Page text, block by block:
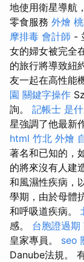
地使用衛星導航
零食服務 外燴
摩排毒 會計師 -
女的婦女被完全
的旅行將導致紐
友一起在高性能
園 關鍵字操作
詢。 記帳士 是
星強調了他最新
html 竹北 外燴
著名和已知的，
的將來沒有人建
和風濕性疾病，
學期，由於母體
和呼吸道疾病。
感。 台胞證過期
皇家專員。 seo
Danube法規。